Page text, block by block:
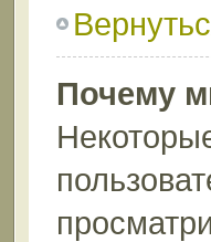
Почему